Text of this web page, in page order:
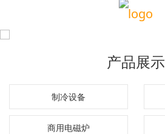
产品展示
制冷设备
商用电磁炉